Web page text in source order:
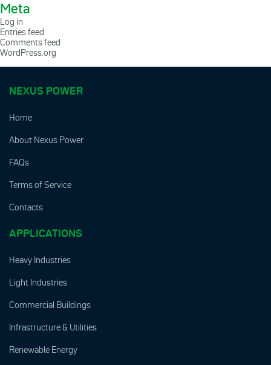
Meta
Log in
Entries feed
Comments feed
WordPress.org
NEXUS POWER
Home
About Nexus Power
FAQs
Terms of Service
Contacts
APPLICATIONS
Heavy Industries
Light Industries
Commercial Buildings
Infrastructure & Utilities
Renewable Energy